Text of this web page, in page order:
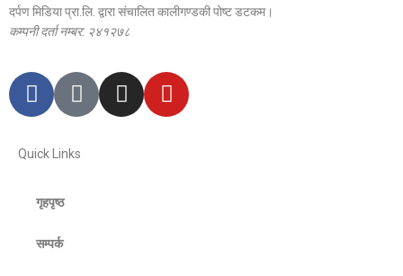
दर्पण मिडिया प्रा.लि. द्वारा संचालित कालीगण्डकी पोष्ट डटकम।
कम्पनी दर्ता नम्बर: २४१२७८
Quick Links
गृहपृष्ठ
सम्पर्क